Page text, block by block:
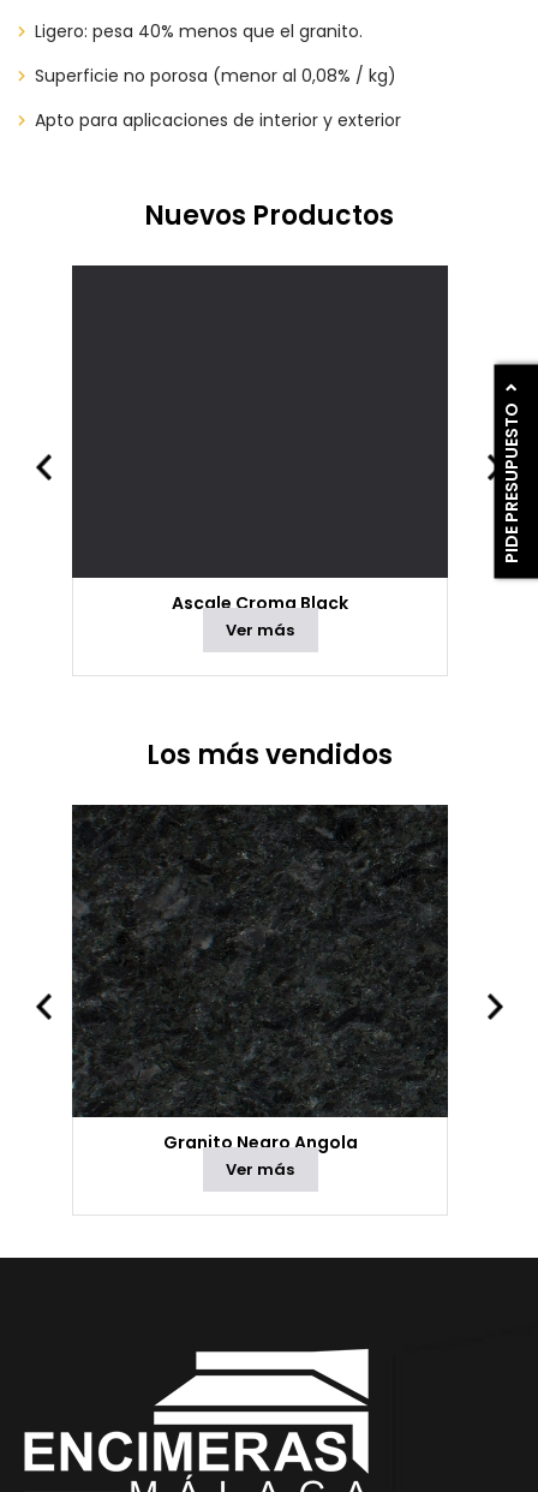
PIDE PRESUPUESTO
Ligero: pesa 40% menos que el granito.
Superficie no porosa (menor al 0,08% / kg)
Apto para aplicaciones de interior y exterior
Nuevos Productos
Ascale Croma Black
Ver más
Los más vendidos
Granito Negro Angola
Ver más